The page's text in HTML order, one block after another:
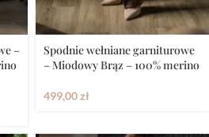
–
Spodnie wełniane garniturowe
– Miodowy Brąz – 100% merino
499,00zł